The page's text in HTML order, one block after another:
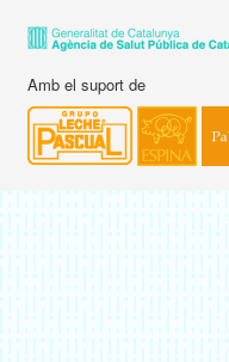
Amb el suport de